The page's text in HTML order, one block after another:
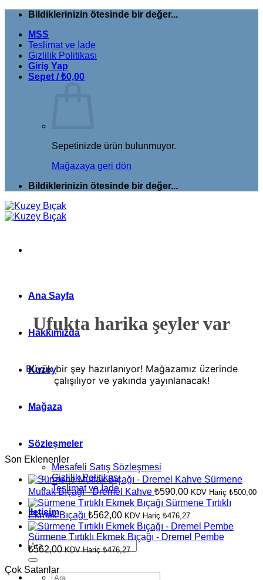
İçeriğeBildiklerinizin ötesinde bir değer...
MSS
Teslimat ve İade
Gizlilik Politikası
Giriş Yap
Sepet /₺0,00
Sepetinizde ürün bulunmuyor.
Mağazaya geri dön
Bildiklerinizin ötesinde bir değer...
Ana Sayfa
Hakkımızda
Kuzey
Mağaza
Sözleşmeler
Mesafeli Satış Sözleşmesi
Gizlilik Politikası
Teslimat ve İade
İletişim
Ara:
Ara:
Ufukta harika şeyler var
Büyük bir şey hazırlanıyor! Mağazamız üzerinde
çalışılıyor ve yakında yayınlanacak!
Son Eklenenler
Sürmene
Mutfak Bıçağı - Dremel Kahve ₺590,00 KDV Hariç ₺500,00
Sürmene Tırtıklı
Ekmek Bıçağı ₺562,00 KDV Hariç ₺476,27
Sürmene Tırtıklı Ekmek Bıçağı - Dremel Pembe
₺562,00 KDV Hariç₺476,27
Çok Satanlar